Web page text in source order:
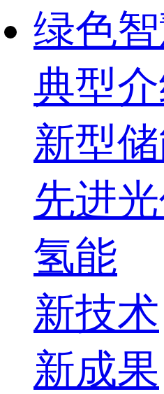
绿色
典型
新型
先进
氢能
新技术
新成果